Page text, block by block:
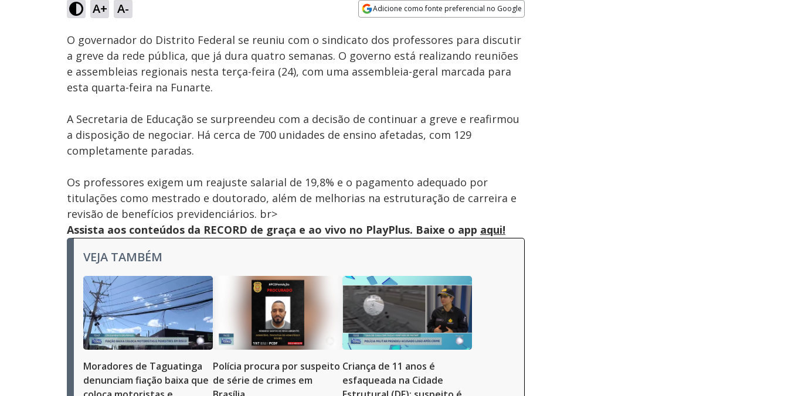
A+ A- Adicione como fonte preferencial no Google
Ativar
Som
Velocidade
O governador do Distrito Federal se reuniu com o sindicato dos professores para discutir
a greve da rede pública, que já dura quatro semanas. O governo está realizando reuniões
e assembleias regionais nesta terça-feira (24), com uma assembleia-geral marcada para
esta quarta-feira na Funarte.
A Secretaria de Educação se surpreendeu com a decisão de continuar a greve e reafirmou
a disposição de negociar. Há cerca de 700 unidades de ensino afetadas, com 129
completamente paradas.
Os professores exigem um reajuste salarial de 19,8% e o pagamento adequado por
titulações como mestrado e doutorado, além de melhorias na estruturação de carreira e
revisão de benefícios previdenciários. br>
Assista aos conteúdos da RECORD de graça e ao vivo no PlayPlus. Baixe o app aqui!
VEJA TAMBÉM
Moradores de Taguatinga
denunciam fiação baixa que
Polícia procura por suspeito
de série de crimes em
Criança de 11 anos é
esfaqueada na Cidade